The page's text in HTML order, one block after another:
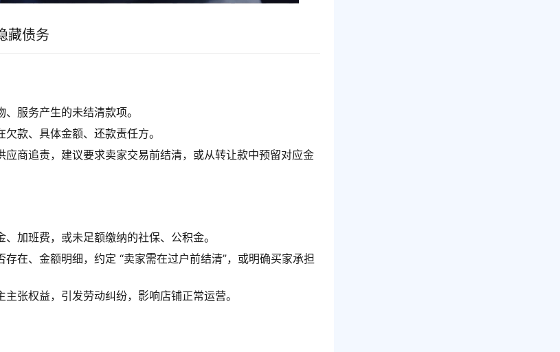
藏债务
服务产生的未结清款项。
款、具体金额、还款责任方。
应商追责，建议要求卖家交易前结清，或从转让款中预留对应金
加班费，或未足额缴纳的社保、公积金。
在、金额明细，约定 “卖家需在过户前结清”，或明确买家承担
张权益，引发劳动纠纷，影响店铺正常运营。